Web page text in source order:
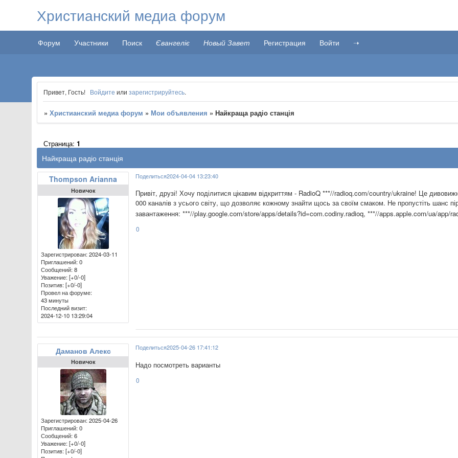
Христианский медиа форум
Форум Участники Поиск Євангеліє Новый Завет Регистрация Войти ➝
Привет, Гость! Войдите или зарегистрируйтесь.
»Христианский медиа форум » Мои объявления »Найкраща радіо станція
Найкраща радіо станція
Страница:1
Поделиться2024-04-04 13:23:40
Thompson Arianna
Новичок
Зарегистрирован: 2024-03-11
Приглашений:0
Сообщений:8
Уважение:[+0/-0]
Позитив:[+0/-0]
Провел на форуме:
43 минуты
Последний визит:
2024-12-10 13:29:04
Привіт, друзі! Хочу поділитися цікавим відкриттям - RadioQ ***//radioq.com/country/ukraine! Це
000 каналів з усього світу, що дозволяє кожному знайти щось за своїм смаком. Не пропустіть шанс
завантаження: ***//play.google.com/store/apps/details?id=com.codiny.radioq, ***//apps.apple.com/ua/app/
0
Поделиться2025-04-26 17:41:12
Даманов Алекс
Новичок
Зарегистрирован: 2025-04-26
Приглашений:0
Сообщений:6
Уважение:[+0/-0]
Позитив:[+0/-0]
Надо посмотреть варианты
0